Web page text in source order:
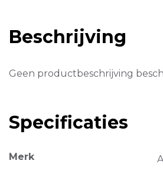
Beschrijving
Geen productbeschrijving
Specificaties
Merk